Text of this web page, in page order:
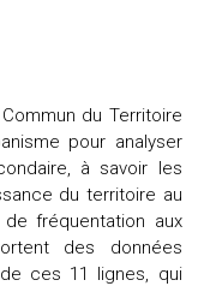
du Territoire
pour analyser
à savoir les
du territoire au
fréquentation aux
des données
ces 11 lignes, qui